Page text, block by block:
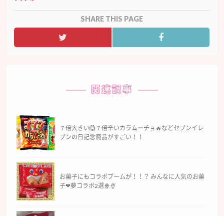
SHARE THIS PAGE
関連記事
７倍大きい🙆７倍辛いカラムーチョ🔥などセブンイレ
ブンの日記念商品がすごい！！
お菓子にもコラボブームが！！？ みんなに人気のお菓
子❤︎夢コラボ2選🍿🍨